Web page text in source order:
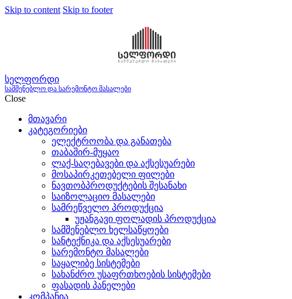
Skip to content Skip to footer
სელფორდი
სამშენებლო და სარემონტო მასალები
Close
მთავარი
კატეგორიები
ელექტროობა და განათება
თაბაშირ-მუყაო
ლაქ-საღებავები და აქსესუარები
მოსაპირკეთებელი ფილები
ნავთობპროდუქტების შესანახი
საიზოლაციო მასალები
სამრეწველო პროდუქცია
უჟანგავი ფოლადის პროდუქცია
სამშენებლო ხელსაწყოები
სანტექნიკა და აქსესუარები
სარემონტო მასალები
საყალიბე სისტემები
სახანძრო უსაფრთხოების სისტემები
ფასადის პანელები
კომპანია